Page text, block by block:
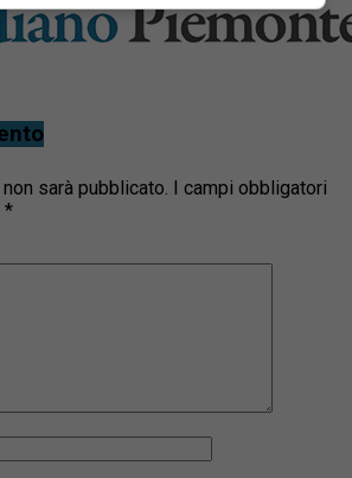
sarà pubblicato. I campi obbligatori
*